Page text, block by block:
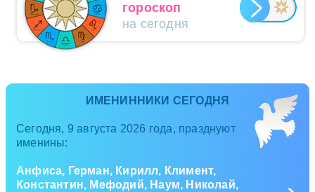
гороскоп
на сегодня
ИМЕНИННИКИ СЕГОДНЯ
Сегодня, 9 августа 2026 года, празднуют
именины:
Анфиса, Герман, Кирилл, Климент,
Константин, Мефодий, Наум, Николай,